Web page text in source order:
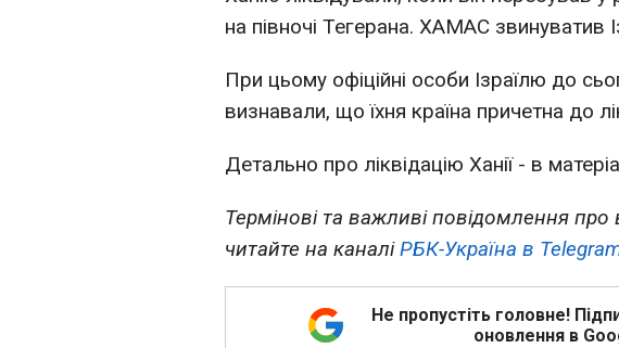
на півночі Тегерана. ХАМАС звинуватив
При цьому офіційні особи Ізраїлю до
визнавали, що їхня країна причетна до
Детально про ліквідацію Ханії - в
Термінові та важливі повідомлення про
читайте на каналіРБК-Україна в
Не пропустіть головне!
оновлення в